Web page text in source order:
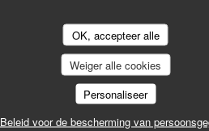
OK, accepteer alle
Weiger alle cookies
Personaliseer
Beleid voor de bescherming van